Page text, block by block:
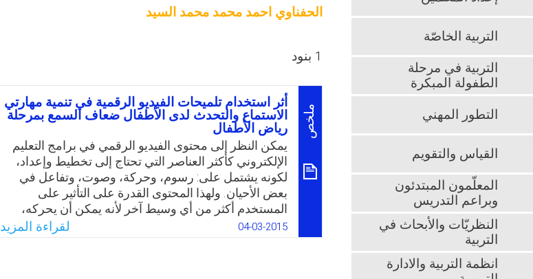
الحفناوي احمد محمد محمد السيد
1 بنود
ملخص
أثر استخدام تلميحات الفيديو الرقمية في تنمية مهارتي
الاستماع والتحدث لدى الأطفال ضعاف السمع بمرحلة
رياض الأطفال
يمكن النظر إلى محتوى الفيديو الرقمي في برامج التعليم
الإلكتروني كأكثر العناصر التي تحتاج إلى تخطيط وإعداد،
لكونه يشتمل على: رسوم، وحركة، وصوت، وتفاعل في
بعض الأحيان. ولهذا المحتوى القدرة على التأثير على
المستخدم أكثر من أي وسيط آخر لأنه يمكن أن يحركه،
ويوصل له رسائل، ويوفر له تعليمات، ويعرض عليه طرق
وأساليب عمل، ويوضح تجارب آخرين. ومن خلال عمل
04-03-2015 لقراءة المزيد
التربية الخاصّة
التربية في مرحلة
الطفولة المبكرة
التطور المهني
القياس والتقويم
المعلّمون المبتدئون
وبراعم التدريس
النظريّات والأبحاث في
التربية
انظمة التربية والادارة